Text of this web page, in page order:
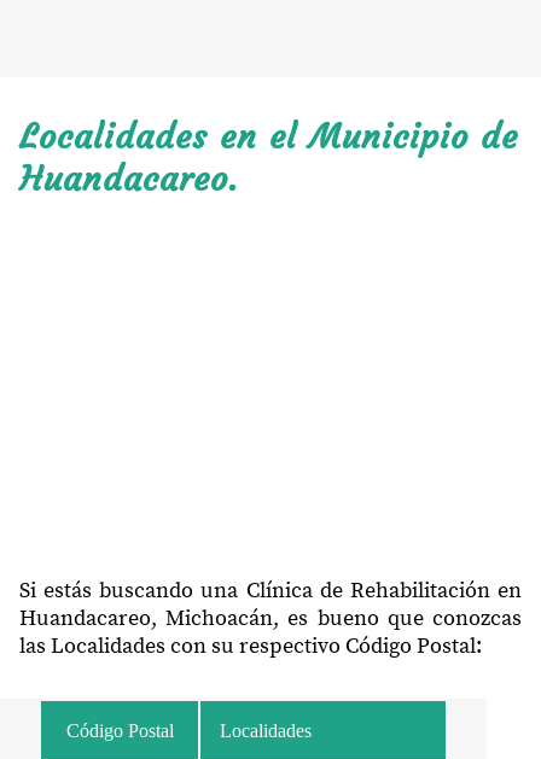
Localidades en el Municipio de
Huandacareo.
Si estás buscando una Clínica de Rehabilitación en
Huandacareo, Michoacán, es bueno que conozcas
las Localidades con su respectivo Código Postal:
Código Postal Localidades